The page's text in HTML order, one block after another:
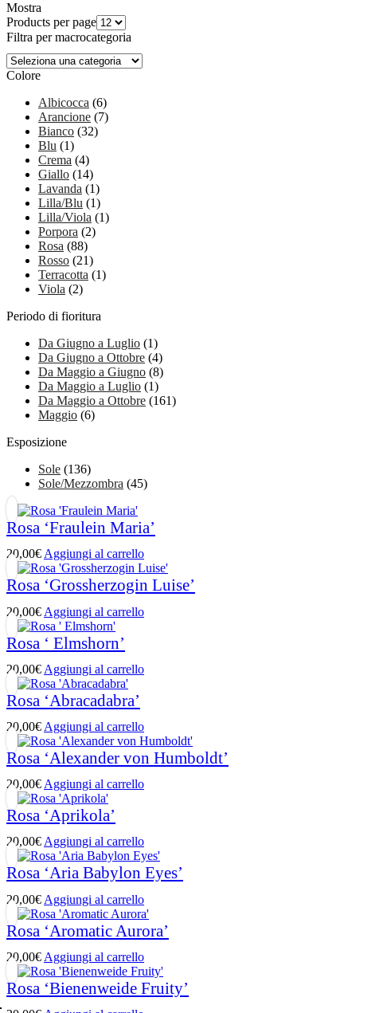
Mostra
Products per page
Filtra per macrocategoria
Colore
Albicocca (6)
Arancione (7)
Bianco (32)
Blu (1)
Crema (4)
Giallo (14)
Lavanda (1)
Lilla/Blu (1)
Lilla/Viola (1)
Porpora (2)
Rosa (88)
Rosso (21)
Terracotta (1)
Viola (2)
Periodo di fioritura
Da Giugno a Luglio (1)
Da Giugno a Ottobre (4)
Da Maggio a Giugno (8)
Da Maggio a Luglio (1)
Da Maggio a Ottobre (161)
Maggio (6)
Esposizione
Sole (136)
Sole/Mezzombra (45)
Rosa ‘Fraulein Maria’
20,00€Aggiungi al carrello
Rosa ‘Grossherzogin Luise’
20,00€ Aggiungi al carrello
Rosa ‘ Elmshorn’
20,00€ Aggiungi al carrello
Rosa ‘Abracadabra’
20,00€ Aggiungi al carrello
Rosa ‘Alexander von Humboldt’
20,00€ Aggiungi al carrello
Rosa ‘Aprikola’
20,00€ Aggiungi al carrello
Rosa ‘Aria Babylon Eyes’
20,00€ Aggiungi al carrello
Rosa ‘Aromatic Aurora’
20,00€ Aggiungi al carrello
Rosa ‘Bienenweide Fruity’